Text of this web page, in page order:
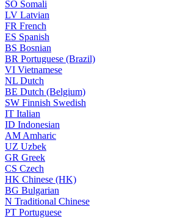
SO Somali
LV Latvian
FR French
ES Spanish
BS Bosnian
BR Portuguese (Brazil)
VI Vietnamese
NL Dutch
BE Dutch (Belgium)
SW Finnish Swedish
IT Italian
ID Indonesian
AM Amharic
UZ Uzbek
GR Greek
CS Czech
HK Chinese (HK)
BG Bulgarian
N Traditional Chinese
PT Portuguese